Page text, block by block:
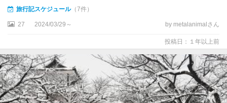
旅行記スケジュール（7件）
27 2024/03/29～ by metalanimalさん
投稿日：１年以上前